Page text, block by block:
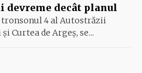
devreme decât planul
4 al Autostrăzii
Curtea de Argeş, se...